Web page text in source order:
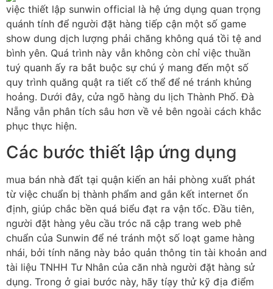
việc thiết lập sunwin official là hệ ứng dụng quan trọng
quánh tính để người đặt hàng tiếp cận một số game
show dung dịch lượng phải chăng không quá tồi tệ and
bình yên. Quá trình này vẫn không còn chỉ việc thuần
tuý quanh ấy ra bắt buộc sự chú ý mang đến một số
quy trình quăng quật ra tiết cố thể để né tránh khủng
hoảng. Dưới đây, cửa ngõ hàng du lịch Thành Phố. Đà
Nẵng vẫn phân tích sâu hơn về vẻ bên ngoài cách khắc
phục thực hiện.
Các bước thiết lập ứng dụng
mua bán nhà đất tại quận kiến an hải phòng xuất phát
từ việc chuẩn bị thành phẩm and gắn kết internet ổn
định, giúp chắc bền quá biểu đạt ra vận tốc. Đầu tiên,
người đặt hàng yêu cầu tróc nã cập trang web phê
chuẩn của Sunwin để né tránh một số loạt game hàng
nhái, bởi tính năng này bảo quản thông tin tài khoản and
tài liệu TNHH Tư Nhân của căn nhà người đặt hàng sử
dụng. Trong ở giai bước này, hãy tíạy thử kỹ địa điểm